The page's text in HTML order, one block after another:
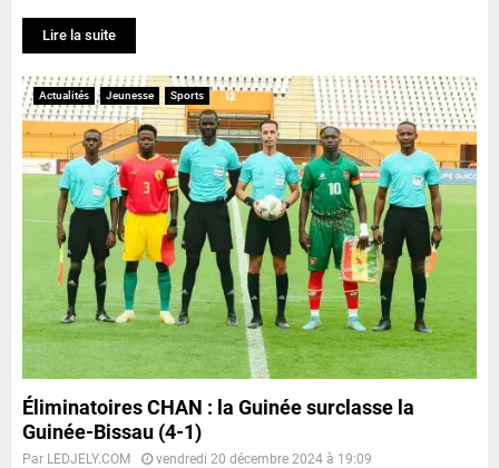
Lire la suite
Actualités Jeunesse Sports
Éliminatoires CHAN : la Guinée surclasse la
Guinée-Bissau (4-1)
Par LEDJELY.COM vendredi 20 décembre 2024 à 19:09